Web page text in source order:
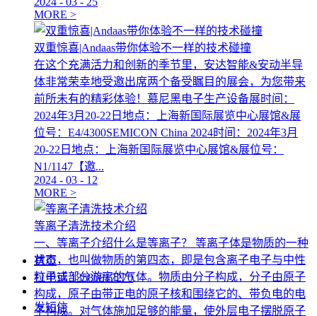
MORE >
双重惊喜|Andaas带你体验不一样的技术碰撞
在这个充满活力和创新的季节里，安达智能&安动半导
体非常荣幸地受邀出席两个备受瞩目的展会，为您带来
前所未有的精彩体验！慕尼黑电子生产设备展时间：
2024年3月20-22日地点：上海新国际展览中心展馆&展
位号：E4/4300SEMICON China 2024时间：2024年3月
20-22日地点：上海新国际展览中心展馆&展位号：
N1/1147【邀...
2024 - 03 - 12
MORE >
等离子清洗技术介绍
一、等离子介绍什么是等离子？ 等离子体是物质的一种
状态，也叫做物质的第四态，即是包含离子电子与中性
粒子或部分游离的气体。物质由分子构成，分子由原子
构成，原子由带正电的原子核和围绕它的、带负电的电
子构成。对气体施加足够的能量，使外层电子摆脱原子
首页
打电话 13580817270
发短信